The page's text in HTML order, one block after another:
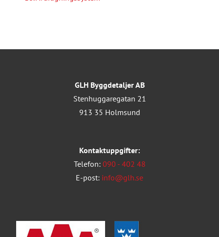
GLH Byggdetaljer AB
Stenhuggaregatan 21
913 35 Holmsund
Kontaktuppgifter:
Telefon: 090 - 402 48
E-post: info@glh.se